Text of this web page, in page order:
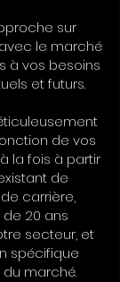
sur
le marché
à vos besoins
et futurs.
de vos
la fois à partir
de
carrière,
20 ans
secteur, et
spécifique
marché.